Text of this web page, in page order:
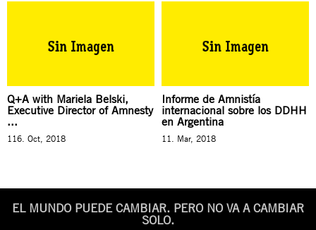
Q+A with Mariela Belski,
Executive Director of Amnesty
...
116. Oct, 2018
Informe de Amnistía
internacional sobre los DDHH
en Argentina
11. Mar, 2018
EL MUNDO PUEDE CAMBIAR. PERO NO VA A CAMBIAR
SOLO.